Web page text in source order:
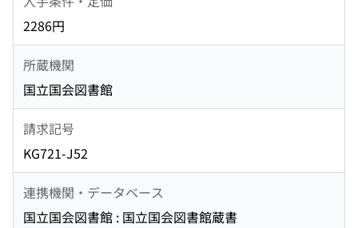
2286円
所蔵機関
国立国会図書館
請求記号
KG721-J52
連携機関・データベース
国立国会図書館 : 国立国会図書館蔵書